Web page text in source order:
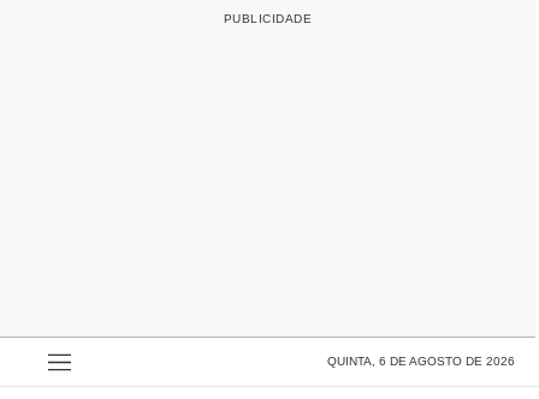
QUINTA, 6 DE AGOSTO DE 2026